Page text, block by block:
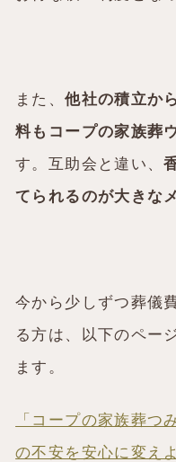
また、他社の積立か
料もコープの家族葬
す。互助会と違い、
てられるのが大きな
今から少しずつ葬儀
る方は、以下のペー
ます。
「コープの家族葬つ
の不安を安心に変え